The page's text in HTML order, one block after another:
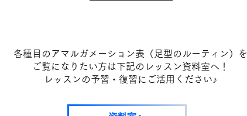
各種目のアマルガメーション表（足型のルーティン）を
ご覧になりたい方は下記のレッスン資料室へ！
​レッスンの予習・復習にご活用ください♪